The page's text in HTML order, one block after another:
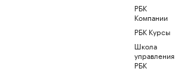
РБК
Компании
РБК Курсы
Школа
управления
РБК